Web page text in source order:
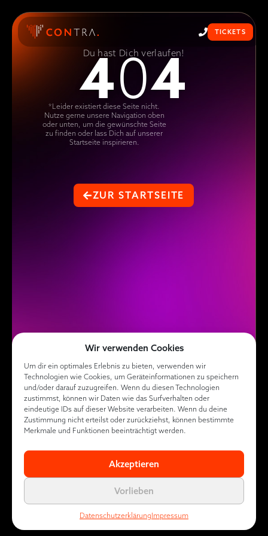
Wir verwenden Cookies
Um dir ein optimales Erlebnis zu bieten, verwenden wir
Technologien wie Cookies, um Geräteinformationen zu speichern
und/oder darauf zuzugreifen. Wenn du diesen Technologien
zustimmst, können wir Daten wie das Surfverhalten oder
eindeutige IDs auf dieser Website verarbeiten. Wenn du deine
Zustimmung nicht erteilst oder zurückziehst, können bestimmte
Merkmale und Funktionen beeinträchtigt werden.
Akzeptieren
Vorlieben
DatenschutzerklärungImpressum
TICKETS
404
*Leider existiert diese Seite nicht.
Nutze gerne unsere Navigation oben
oder unten, um die gewünschte Seite
zu finden oder lass Dich auf unserer
Startseite inspirieren.
Du hast Dich verlaufen!
ZUR STARTSEITE